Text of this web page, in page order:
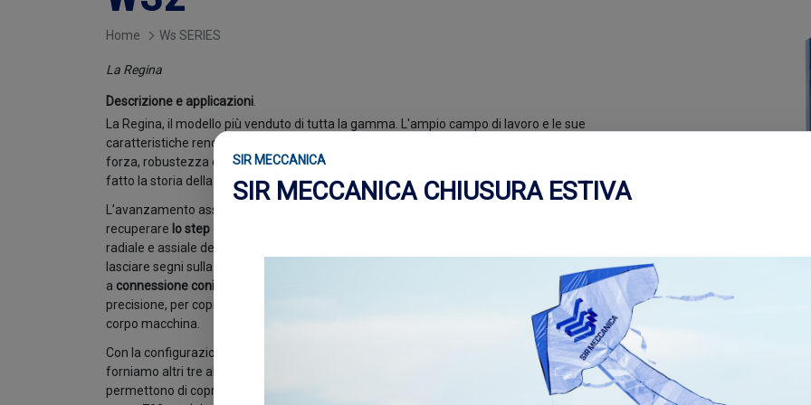
Home Ws SERIES
La Regina
Descrizione e applicazioni.
La Regina, il modello più venduto di tutta la gamma. L'ampio campo di lavoro e le sue
caratteristiche rendono la
forza, robustezza e maneggevolezza, tutte racchiuse in un corpo macchina che ha
fatto la storia della barenatura, continuando a riscriverla quotidianamente.
L’avanzamento assiale è
recuperare lo step di avanzamento di 210 mm
radiale e assiale dell’utensile di taglio, mantenendo la dimensione impostata e senza
lasciare segni sulla superficie lavorata. A tale scopo,
a connessione conica e brevettata
, il che permette di collegarli tra di loro con estrema
precisione, per coprire lunghe lavorazioni e/o raggiungere punti di lavoro lontani dal
corpo macchina.
Con la configurazione standard il
WS2 è di Ø 40 mm e
forniamo altri tre alberi da barenatura connettibili con accoppiamento conico, che
permettono di coprire
(ciascuno misura 1.000 mm + 1.000
SIR MECCANICA
SIR MECCANICA CHIUSURA ESTIVA